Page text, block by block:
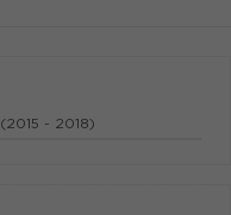
(2015 - 2018)